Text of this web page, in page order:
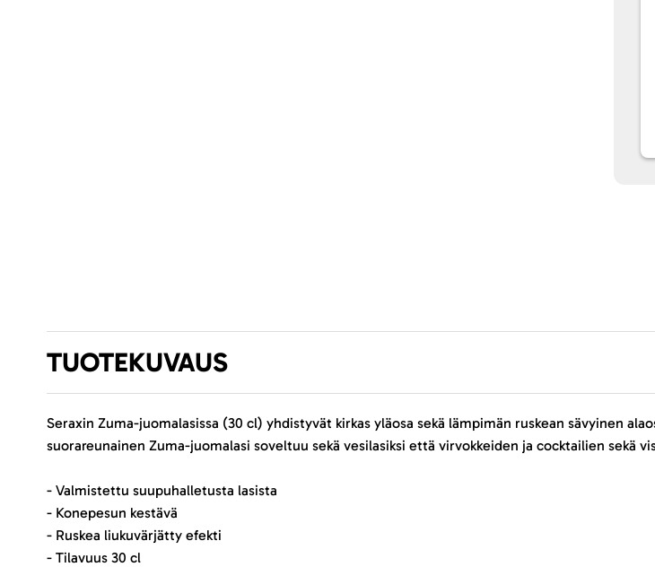
TUOTEKUVAUS
Seraxin Zuma-juomalasissa (30 cl) yhdistyvät kirkas yläosa sekä lämpimän ruskean sävyinen
suorareunainen Zuma-juomalasi soveltuu sekä vesilasiksi että virvokkeiden ja cocktailien sekä
- Valmistettu suupuhalletusta lasista
- Konepesun kestävä
- Ruskea liukuvärjätty efekti
- Tilavuus 30 cl